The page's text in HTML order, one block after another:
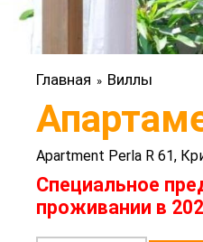
Главная » Виллы
Apartment Perla R 61,
Специальное
проживании в